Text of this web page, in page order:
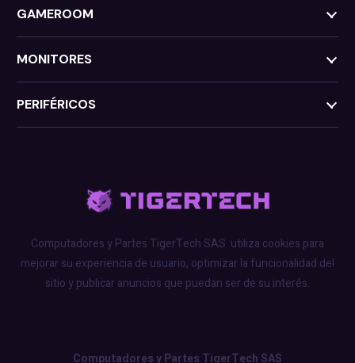
GAMEROOM
MONITORES
PERIFÉRICOS
Computadores y Partes TigerTech SAS utiliza cookies para
mejorar su experiencia de usuario, optimizar la funcionalidad del
sitio y publicar anuncios que puedan ser de su interés.
Computadores y Partes TigerTech SAS